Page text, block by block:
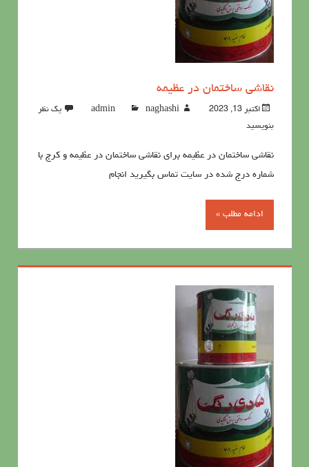
نقاشی ساختمان در عظیمه
اکتبر 13, 2023 admin naghashi
یک نظر
بنویسید
نقاشی ساختمان در عظیمه برای نقاشی ساختمان در عظیمه و کرج با
شماره درج شده در سایت تماس بگیرید انجام
ادامه مطلب »